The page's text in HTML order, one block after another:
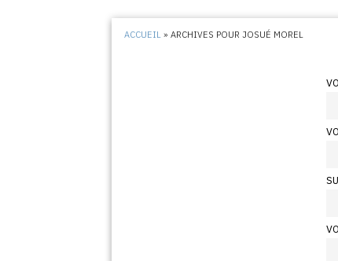
ACCUEIL »ARCHIVES POUR JOSUÉ MOREL